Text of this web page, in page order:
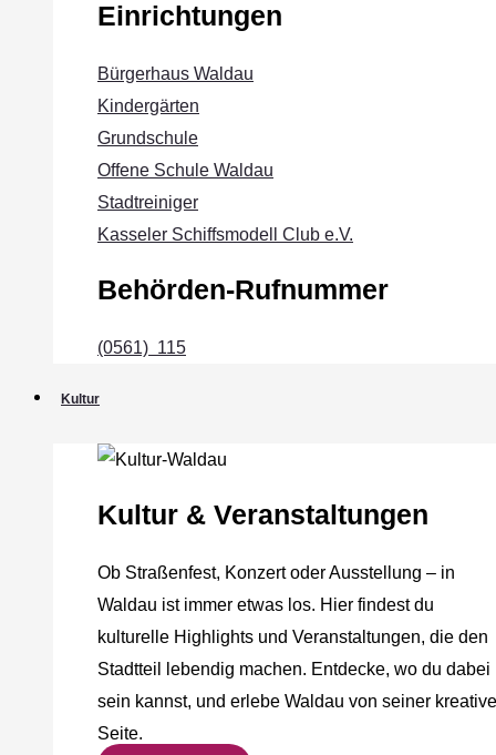
Einrichtungen
Bürgerhaus Waldau
Kindergärten
Grundschule
Offene Schule Waldau
Stadtreiniger
Kasseler Schiffsmodell Club e.V.
Behörden-Rufnummer
(0561) 115
Kultur
Kultur & Veranstaltungen
Ob Straßenfest, Konzert oder Ausstellung – in
Waldau ist immer etwas los. Hier findest du
kulturelle Highlights und Veranstaltungen, die den
Stadtteil lebendig machen. Entdecke, wo du dabei
sein kannst, und erlebe Waldau von seiner
Seite.